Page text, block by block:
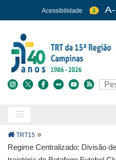
para
conteúdo
principal
Acessibilidade
Buscar
Trilha
de
TRT15 »
Regime Centralizado: Divisão